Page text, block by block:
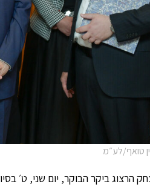
טואף/לע״מ
יום שני, ט׳ בסיוון, 25 במאי, בישיבת בני עקיבא קריית הרצוג